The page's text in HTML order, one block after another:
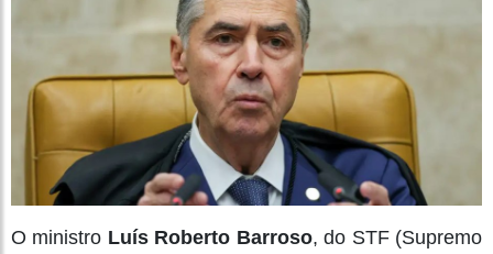
O ministro Luís Roberto Barroso, do STF (Supremo